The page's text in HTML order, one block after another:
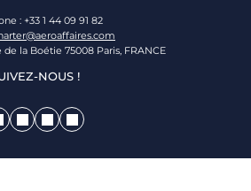
: +33 1 44 09 91 82
de la Boétie 75008 Paris, FRANCE
NOUS !